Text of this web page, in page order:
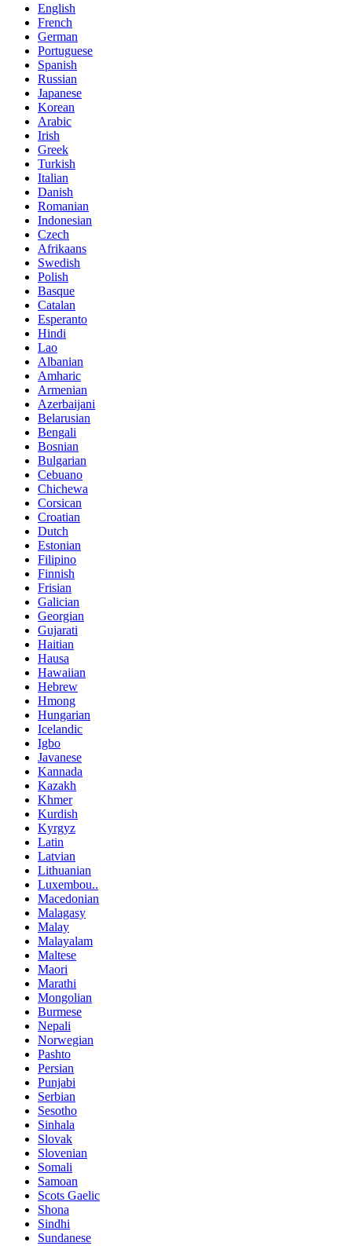
English
French
German
Portuguese
Spanish
Russian
Japanese
Korean
Arabic
Irish
Greek
Turkish
Italian
Danish
Romanian
Indonesian
Czech
Afrikaans
Swedish
Polish
Basque
Catalan
Esperanto
Hindi
Lao
Albanian
Amharic
Armenian
Azerbaijani
Belarusian
Bengali
Bosnian
Bulgarian
Cebuano
Chichewa
Corsican
Croatian
Dutch
Estonian
Filipino
Finnish
Frisian
Galician
Georgian
Gujarati
Haitian
Hausa
Hawaiian
Hebrew
Hmong
Hungarian
Icelandic
Igbo
Javanese
Kannada
Kazakh
Khmer
Kurdish
Kyrgyz
Latin
Latvian
Lithuanian
Luxembou..
Macedonian
Malagasy
Malay
Malayalam
Maltese
Maori
Marathi
Mongolian
Burmese
Nepali
Norwegian
Pashto
Persian
Punjabi
Serbian
Sesotho
Sinhala
Slovak
Slovenian
Somali
Samoan
Scots Gaelic
Shona
Sindhi
Sundanese